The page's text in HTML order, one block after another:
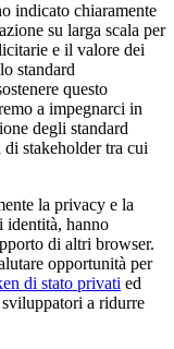
indicato chiaramente
su larga scala per
e il valore dei
standard
questo
a impegnarci in
degli standard
stakeholder tra cui
la privacy e la
identità, hanno
di altri browser.
opportunità per
di stato privati ed
a ridurre